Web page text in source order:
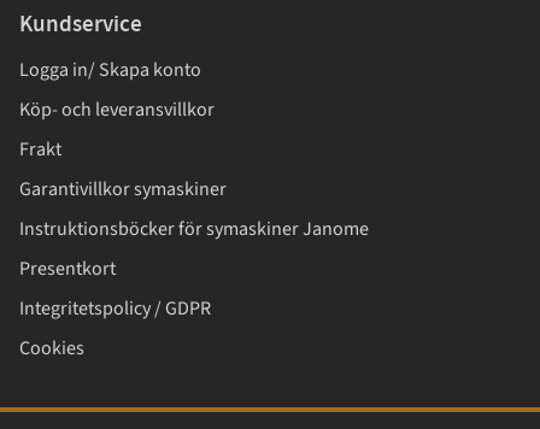
Kundservice
Logga in/ Skapa konto
Köp- och leveransvillkor
Frakt
Garantivillkor symaskiner
Instruktionsböcker för symaskiner Janome
Presentkort
Integritetspolicy / GDPR
Cookies